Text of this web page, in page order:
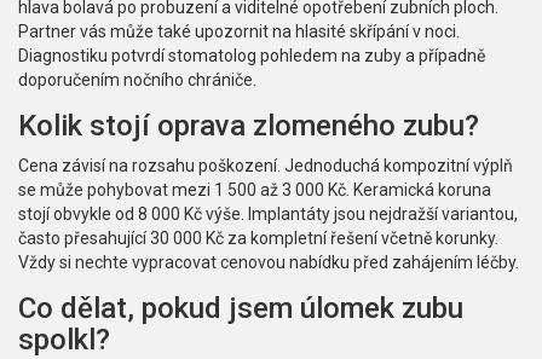
hlava bolavá po probuzení a viditelné opotřebení zubních ploch.
Partner vás může také upozornit na hlasité skřípání v noci.
Diagnostiku potvrdí stomatolog pohledem na zuby a případně
doporučením nočního chrániče.
Kolik stojí oprava zlomeného zubu?
Cena závisí na rozsahu poškození. Jednoduchá kompozitní výplň
se může pohybovat mezi 1 500 až 3 000 Kč. Keramická koruna
stojí obvykle od 8 000 Kč výše. Implantáty jsou nejdražší variantou,
často přesahující 30 000 Kč za kompletní řešení včetně korunky.
Vždy si nechte vypracovat cenovou nabídku před zahájením léčby.
Co dělat, pokud jsem úlomek zubu
spolkl?